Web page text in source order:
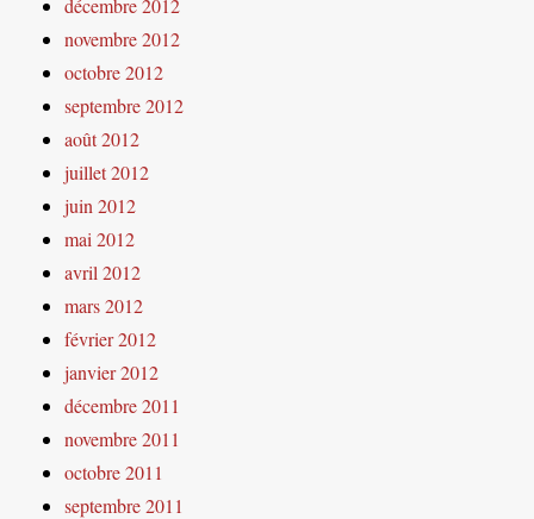
décembre 2012
novembre 2012
octobre 2012
septembre 2012
août 2012
juillet 2012
juin 2012
mai 2012
avril 2012
mars 2012
février 2012
janvier 2012
décembre 2011
novembre 2011
octobre 2011
septembre 2011